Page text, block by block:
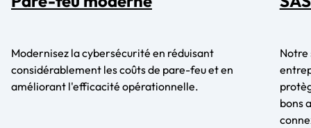
Modernisez la cybersécurité en réduisant
considérablement les coûts de pare-feu et en
améliorant l'efficacité opérationnelle.
Notre
bons